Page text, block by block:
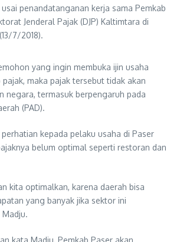
penandatanganan kerja sama Pemkab
Jenderal Pajak (DJP) Kaltimtara di
7/2018).
yang ingin membuka ijin usaha
maka pajak tersebut tidak akan
negara, termasuk berpengaruh pada
(PAD).
kepada pelaku usaha di Paser
belum optimal seperti restoran dan
kita optimalkan, karena daerah bisa
yang banyak jika sektor ini
Madju.
kata Madju, Pemkab Paser akan